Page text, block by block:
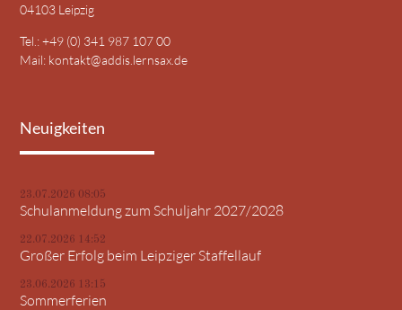
04103 Leipzig
Tel.: +49 (0) 341 987 107 00
Mail: kontakt@addis.lernsax.de
Neuigkeiten
23.07.2026 08:05
Schulanmeldung zum Schuljahr 2027/2028
22.07.2026 14:52
Großer Erfolg beim Leipziger Staffellauf
23.06.2026 13:15
Sommerferien